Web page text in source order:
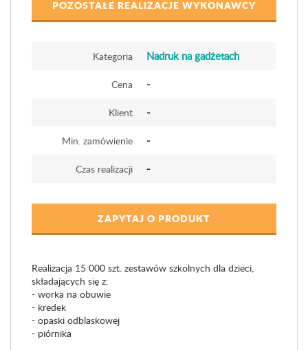
POZOSTAŁE REALIZACJE WYKONAWCY
Kategoria Nadruk na gadżetach
Cena -
Klient -
Min. zamówienie -
Czas realizacji -
ZAPYTAJ O PRODUKT
Realizacja 15 000 szt. zestawów szkolnych dla dzieci,
składających się z:
- worka na obuwie
- kredek
- opaski odblaskowej
- piórnika